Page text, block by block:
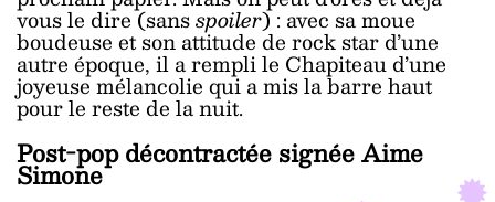
vous le dire (sansspoiler) : avec sa moue
boudeuse et son attitude de rock star d’une
autre époque, il a rempli le Chapiteau d’une
joyeuse mélancolie qui a mis la barre haut
pour le reste de la nuit.
Post-pop décontractée signée Aime
Simone